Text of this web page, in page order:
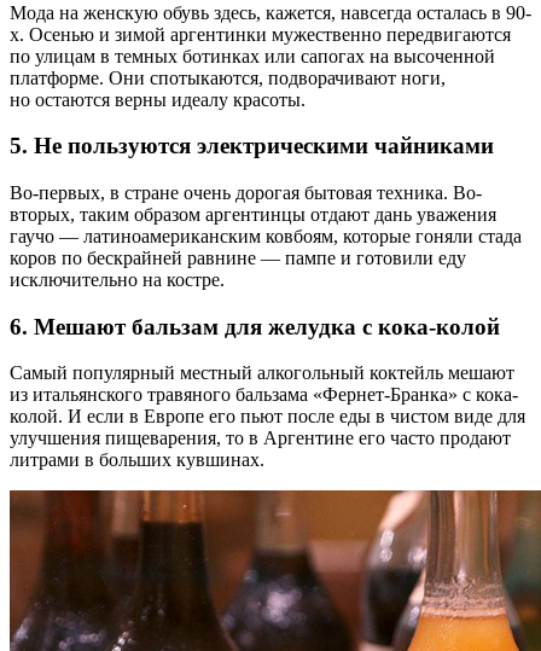
Мода на женскую обувь здесь, кажется, навсегда осталась в 90-
х. Осенью и зимой аргентинки мужественно передвигаются
по улицам в темных ботинках или сапогах на высоченной
платформе. Они спотыкаются, подворачивают ноги,
но остаются верны идеалу красоты.
5. Не пользуются электрическими чайниками
Во-первых, в стране очень дорогая бытовая техника. Во-
вторых, таким образом аргентинцы отдают дань уважения
гаучо — латиноамериканским ковбоям, которые гоняли стада
коров по бескрайней равнине — пампе и готовили еду
исключительно на костре.
6. Мешают бальзам для желудка с кока-колой
Самый популярный местный алкогольный коктейль мешают
из итальянского травяного бальзама «Фернет-Бранка» с кока-
колой. И если в Европе его пьют после еды в чистом виде для
улучшения пищеварения, то в Аргентине его часто продают
литрами в больших кувшинах.